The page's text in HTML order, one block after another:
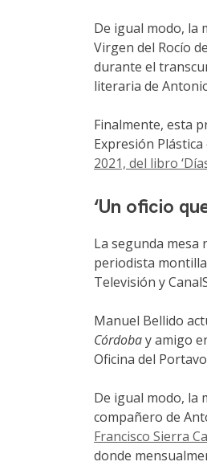
De igual modo, la
Virgen del Rocío
durante el
literaria de
Finalmente, esta
Expresión
2021, del libro
‘Un oficio
La segunda
periodista
Televisión y
Manuel Bellido
Córdobay amigo
Oficina del
De igual modo, la
compañero de
Francisco Sierra
donde